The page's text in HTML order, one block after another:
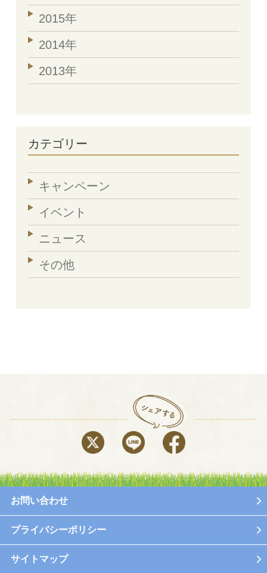
2015年
2014年
2013年
カテゴリー
キャンペーン
イベント
ニュース
その他
お問い合わせ
プライバシーポリシー
サイトマップ